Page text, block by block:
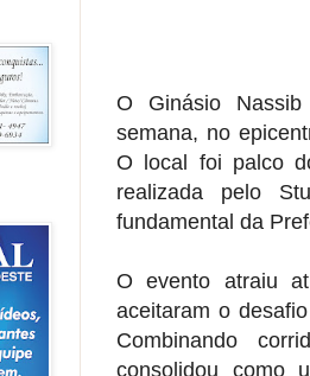
O Ginásio
semana, no
O local foi palco
realizada pelo
fundamental da
O evento atraiu
aceitaram o
Combinando
consolidou como